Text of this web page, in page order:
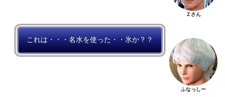
Ｚさん
これは・・・名水を使った・・氷か？？
ふなっしー